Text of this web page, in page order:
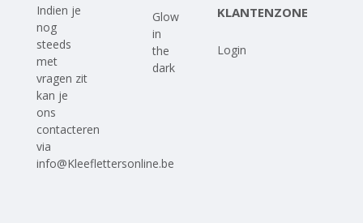
Indien je
nog
steeds
met
vragen zit
kan je
ons
contacteren
via
info@Kleeflettersonline.be
Glow
in
the
dark
KLANTENZONE
Login